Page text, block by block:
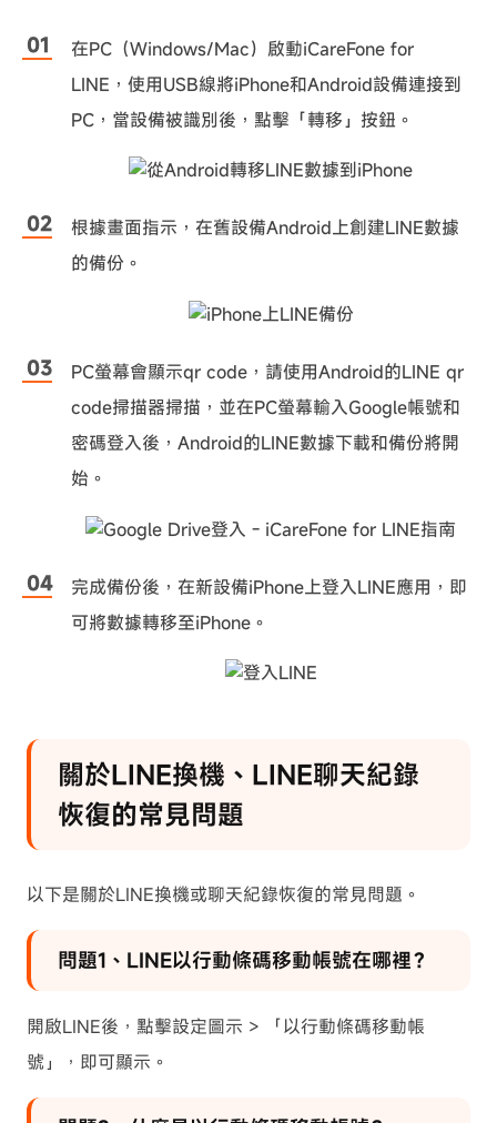
在PC（Windows/Mac）啟動iCareFone for
LINE，使用USB線將iPhone和Android設備連接到
PC，當設備被識別後，點擊「轉移」按鈕。
根據畫面指示，在舊設備Android上創建LINE數據
的備份。
PC螢幕會顯示qr code，請使用Android的LINE qr
code掃描器掃描，並在PC螢幕輸入Google帳號和
密碼登入後，Android的LINE數據下載和備份將開
始。
完成備份後，在新設備iPhone上登入LINE應用，即
可將數據轉移至iPhone。
關於LINE換機、LINE聊天紀錄
恢復的常見問題
以下是關於LINE換機或聊天紀錄恢復的常見問題。
問題1、LINE以行動條碼移動帳號在哪裡？
開啟LINE後，點擊設定圖示 > 「以行動條碼移動帳
號」，即可顯示。